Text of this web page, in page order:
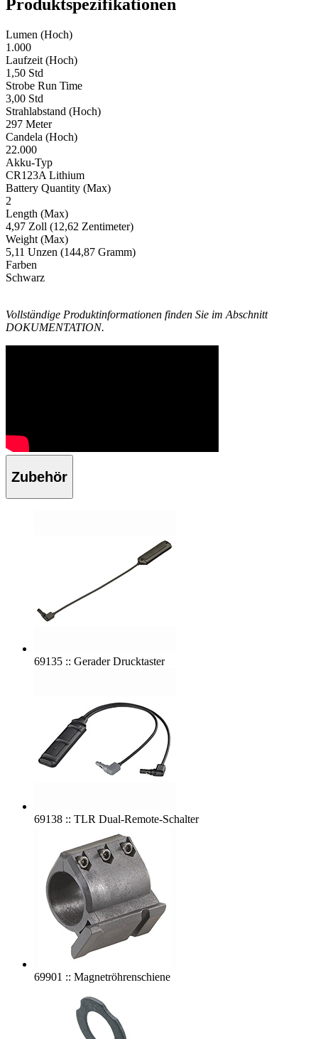
Produktspezifikationen
Lumen (Hoch)
1.000
Laufzeit (Hoch)
1,50 Std
Strobe Run Time
3,00 Std
Strahlabstand (Hoch)
297 Meter
Candela (Hoch)
22.000
Akku-Typ
CR123A Lithium
Battery Quantity (Max)
2
Length (Max)
4,97 Zoll (12,62 Zentimeter)
Weight (Max)
5,11 Unzen (144,87 Gramm)
Farben
Schwarz
Vollständige Produktinformationen finden Sie im Abschnitt
DOKUMENTATION.
Zubehör
69135 :: Gerader Drucktaster
69138 :: TLR Dual-Remote-Schalter
69901 :: Magnetröhrenschiene